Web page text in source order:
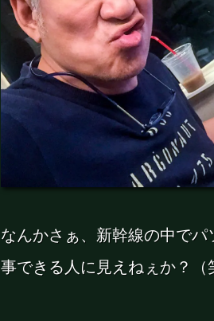
なんかさぁ、新幹線の中で
事できる人に見えねぇか？（